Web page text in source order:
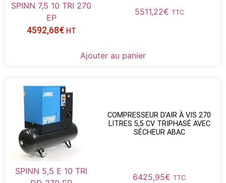
SPINN 7,5 10 TRI 270
EP
5511,22€ TTC
4592,68€ HT
Ajouter au panier
COMPRESSEUR D’AIR À VIS 270
LITRES 5,5 CV TRIPHASÉ AVEC
SÉCHEUR ABAC
SPINN 5,5 E 10 TRI
6425,95€ TTC